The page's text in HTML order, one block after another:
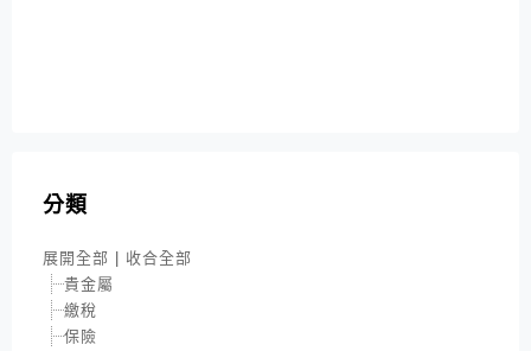
分類
展開全部 | 收合全部
貴金屬
繳稅
保險